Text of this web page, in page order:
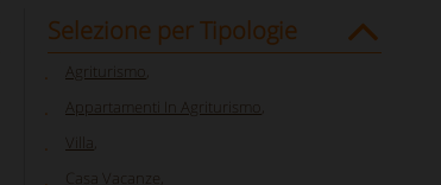
Selezione per Tipologie
Agriturismo
Appartamenti In Agriturismo
Villa
Casa Vacanze